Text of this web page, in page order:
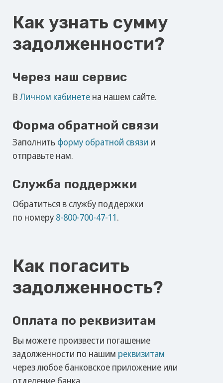
Через личный кабинет
Вы можетевойтив уже созданный личный
Оплата по реквизитам
Вы можете произвести погашение
задолженности по нашим
отделение банка.
Как погасить
Служба поддержки
Обратиться в службу поддержки
по номеру 8-800-700-47-11.
организация «Интел Коллект» — коллекторское
collection с 2020 года.
Мы занимаемся комплексным взысканием
просроченной задолженности от судебной
Немного о нас